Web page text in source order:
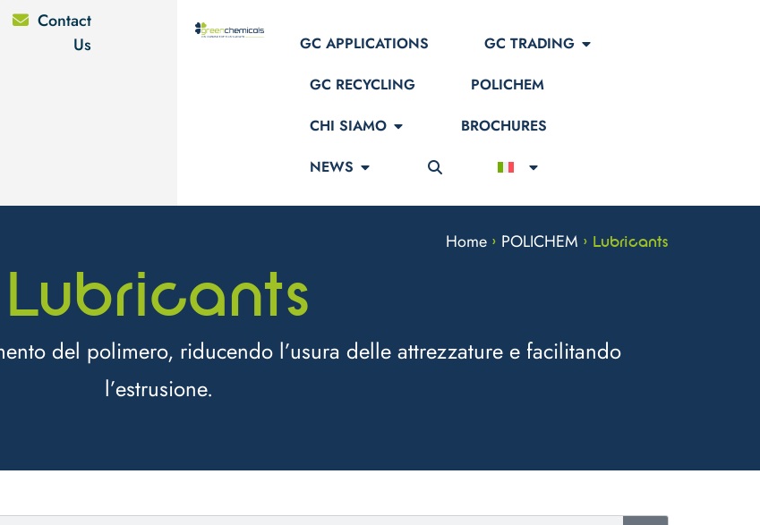
Contact
Us
GC APPLICATIONS
GC TRADING
GC RECYCLING
POLICHEM
CHI SIAMO
BROCHURES
NEWS
Home > POLICHEM > Lubricants
Lubricants
del polimero, riducendo l’usura delle attrezzature e facilitando
l’estrusione.